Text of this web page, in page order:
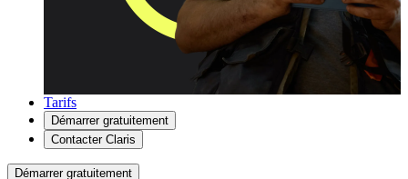
Tarifs
Démarrer gratuitement
Contacter Claris
Démarrer gratuitement